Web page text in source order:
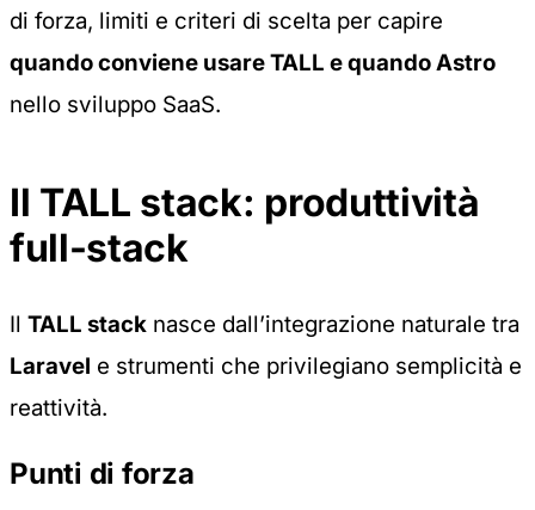
di forza, limiti e criteri di scelta per capire
quando conviene usare TALL e quando Astro
nello sviluppo SaaS.
Il TALL stack: produttività
full-stack
Il TALL stack nasce dall’integrazione naturale tra
Laravel e strumenti che privilegiano semplicità e
reattività.
Punti di forza